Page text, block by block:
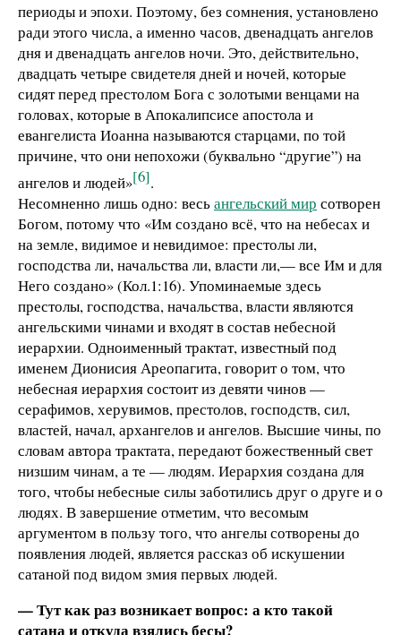
периоды и эпохи. Поэтому, без сомнения, установлено
ради этого числа, а именно часов, двенадцать ангелов
дня и двенадцать ангелов ночи. Это, действительно,
двадцать четыре свидетеля дней и ночей, которые
сидят перед престолом Бога с золотыми венцами на
головах, которые в Апокалипсисе апостола и
евангелиста Иоанна называются старцами, по той
причине, что они непохожи (буквально “другие”) на
ангелов и людей»[6].
Несомненно лишь одно: весьангельский мир сотворен
Богом, потому что «Им создано всё, что на небесах и
на земле, видимое и невидимое: престолы ли,
господства ли, начальства ли, власти ли,— все Им и для
Него создано» (Кол.1:16). Упоминаемые здесь
престолы, господства, начальства, власти являются
ангельскими чинами и входят в состав небесной
иерархии. Одноименный трактат, известный под
именем Дионисия Ареопагита, говорит о том, что
небесная иерархия состоит из девяти чинов —
серафимов, херувимов, престолов, господств, сил,
властей, начал, архангелов и ангелов. Высшие чины, по
словам автора трактата, передают божественный свет
низшим чинам, а те — людям. Иерархия создана для
того, чтобы небесные силы заботились друг о друге и о
людях. В завершение отметим, что весомым
аргументом в пользу того, что ангелы сотворены до
появления людей, является рассказ об искушении
сатаной под видом змия первых людей.
— Тут как раз возникает вопрос: а кто такой
сатана и откуда взялись бесы?